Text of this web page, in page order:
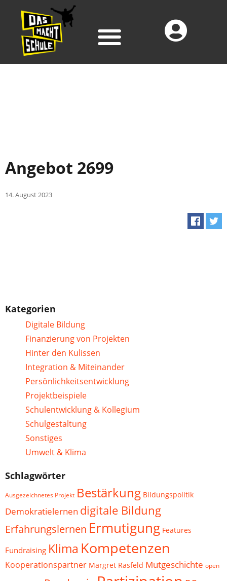
Angebot 2699
14. August 2023
Kategorien
Digitale Bildung
Finanzierung von Projekten
Hinter den Kulissen
Integration & Miteinander
Persönlichkeitsentwicklung
Projektbeispiele
Schulentwicklung & Kollegium
Schulgestaltung
Sonstiges
Umwelt & Klima
Schlagwörter
Ausgezeichnetes Projekt Bestärkung Bildungspolitik
Demokratielernen digitale Bildung
Erfahrungslernen Ermutigung Features
Fundraising Klima Kompetenzen
Kooperationspartner Margret Rasfeld Mutgeschichte open